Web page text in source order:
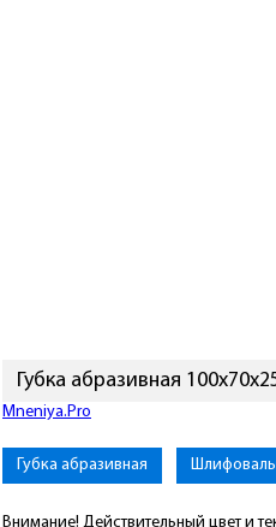
Губка абразивная
Mneniya.Pro
Губка абразивная
Внимание! Действительный цвет и